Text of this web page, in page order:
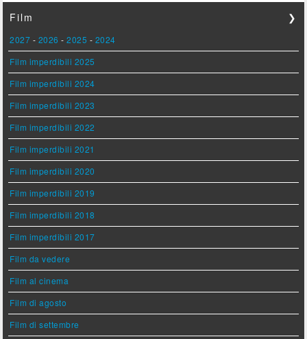
Film
❯
2027 - 2026 -2025 - 2024
Film imperdibili 2025
Film imperdibili 2024
Film imperdibili 2023
Film imperdibili 2022
Film imperdibili 2021
Film imperdibili 2020
Film imperdibili 2019
Film imperdibili 2018
Film imperdibili 2017
Film da vedere
Film al cinema
Film di agosto
Film di settembre